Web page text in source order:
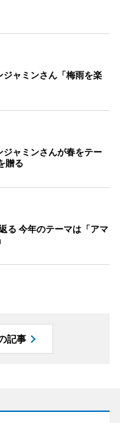
ャミンさん「梅雨を楽
ャミンさんが春をテー
贈る
る 今年のテーマは「アマ
記事